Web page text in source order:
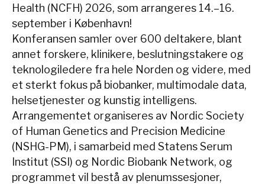
Health (NCFH) 2026, som arrangeres 14.–16.
september i København!
Konferansen samler over 600 deltakere, blant
annet forskere, klinikere, beslutningstakere og
teknologiledere fra hele Norden og videre, med
et sterkt fokus på biobanker, multimodale data,
helsetjenester og kunstig intelligens.
Arrangementet organiseres av Nordic Society
of Human Genetics and Precision Medicine
(NSHG-PM), i samarbeid med Statens Serum
Institut (SSI) og Nordic Biobank Network, og
programmet vil bestå av plenumssesjoner,